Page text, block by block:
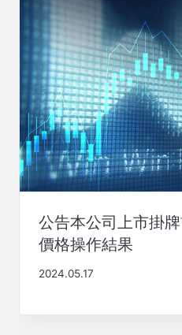
公告本公司上市掛
價格操作結果
2024.05.17